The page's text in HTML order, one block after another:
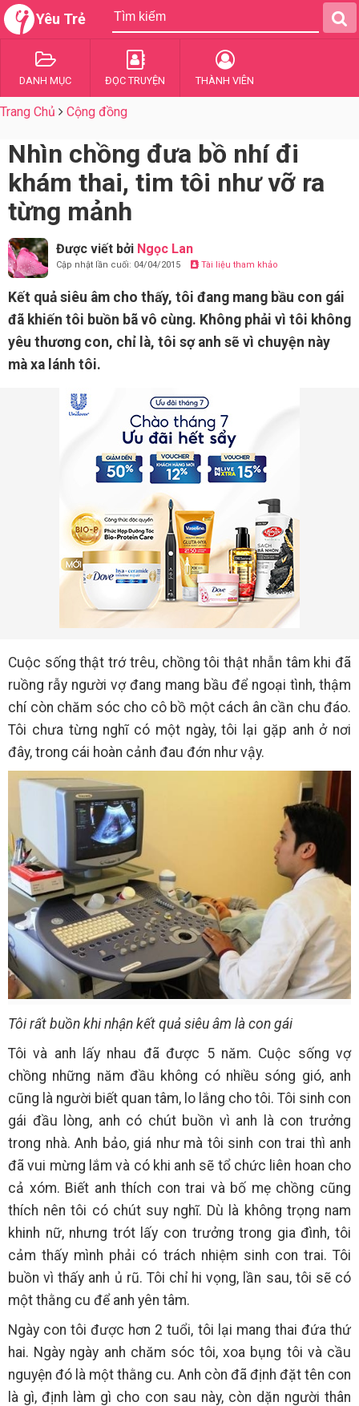
Yêu Trẻ
DANH MỤC ĐỌC TRUYỆN THÀNH VIÊN
Trang Chủ Cộng đồng
Nhìn chồng đưa bồ nhí đi
khám thai, tim tôi như vỡ ra
từng mảnh
Được viết bởi Ngọc Lan
Cập nhật lần cuối: 04/04/2015 Tài liệu tham khảo
Kết quả siêu âm cho thấy, tôi đang mang bầu con gái
đã khiến tôi buồn bã vô cùng. Không phải vì tôi không
yêu thương con, chỉ là, tôi sợ anh sẽ vì chuyện này
mà xa lánh tôi.
Cuộc sống thật trớ trêu, chồng tôi thật nhẫn tâm khi đã
ruồng rẫy người vợ đang mang bầu để ngoại tình, thậm
chí còn chăm sóc cho cô bồ một cách ân cần chu đáo.
Tôi chưa từng nghĩ có một ngày, tôi lại gặp anh ở nơi
đây, trong cái hoàn cảnh đau đớn như vậy.
Tôi rất buồn khi nhận kết quả siêu âm là con gái
Tôi và anh lấy nhau đã được 5 năm. Cuộc sống vợ
chồng những năm đầu không có nhiều sóng gió, anh
cũng là người biết quan tâm, lo lắng cho tôi. Tôi sinh con
gái đầu lòng, anh có chút buồn vì anh là con trưởng
trong nhà. Anh bảo, giá như mà tôi sinh con trai thì anh
đã vui mừng lắm và có khi anh sẽ tổ chức liên hoan cho
cả xóm. Biết anh thích con trai và bố mẹ chồng cũng
thích nên tôi có chút suy nghĩ. Dù là không trọng nam
khinh nữ, nhưng trót lấy con trưởng trong gia đình, tôi
cảm thấy mình phải có trách nhiệm sinh con trai. Tôi
buồn vì thấy anh ủ rũ. Tôi chỉ hi vọng, lần sau, tôi sẽ có
một thằng cu để anh yên tâm.
Ngày con tôi được hơn 2 tuổi, tôi lại mang thai đứa thứ
hai. Ngày ngày anh chăm sóc tôi, xoa bụng tôi và cầu
nguyện đó là một thằng cu. Anh còn đã định đặt tên con
là gì, định làm gì cho con sau này, còn dặn người thân